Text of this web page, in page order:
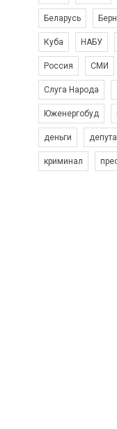
Беларусь
Куба НАБУ
Россия СМИ
Слуга Народа
Юженергобуд
деньги
криминал